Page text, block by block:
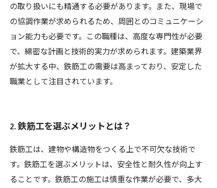
の取り扱いにも精通する必要があります。また、現場で
の協調作業が求められるため、周囲とのコミュニケーシ
ョン能力も必要です。この職種は、高度な専門性が必要
で、綿密な計画と技術的実力が求められます。建築業界
が拡大する中、鉄筋工の需要は高まっており、安定した
職業として注目されています。
2. 鉄筋工を選ぶメリットとは？
鉄筋工は、建物や構造物をつくる上で不可欠な技術で
す。鉄筋工を選ぶメリットは、安全性と耐久性が向上す
ることです。鉄筋工の施工は慎重な作業が必要で、多大